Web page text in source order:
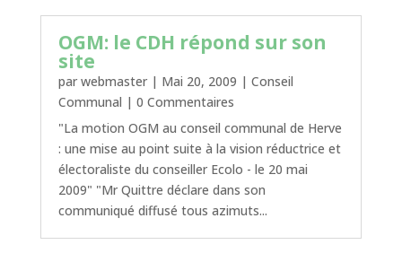
OGM: le CDH répond sur son
site
par webmaster| Mai 20, 2009 | Conseil
Communal | 0 Commentaires
"La motion OGM au conseil communal de Herve
: une mise au point suite à la vision réductrice et
électoraliste du conseiller Ecolo - le 20 mai
2009" "Mr Quittre déclare dans son
communiqué diffusé tous azimuts...